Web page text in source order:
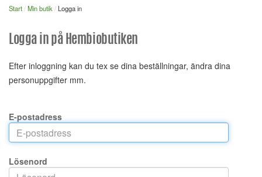
Start Min butik Logga in
Logga in på Hembiobutiken
Efter inloggning kan du tex se dina beställningar, ändra dina
personuppgifter mm.
E-postadress
Lösenord